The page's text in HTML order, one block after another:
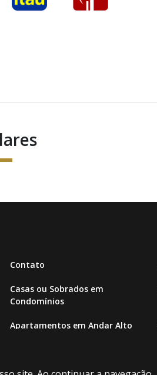
Contato
Casas ou Sobrados em
Condomínios
Apartamentos em Andar Alto